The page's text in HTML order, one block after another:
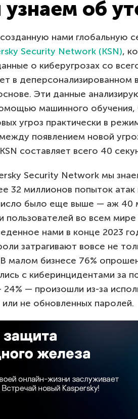
об
нами глобальную
Security Network (KSN),
о киберугрозах со
в деперсонализированном
Эти данные
машинного обучения,
угроз практически в
появлением новой
составляет всего 40
Security Network мы
32 миллионов попыток атак
было еще выше — аж 40
пользователей во всем
нами в конце 2023
затрагивают вовсе не
малом бизнесе 76%
с киберинцидентами за
24% — произошли из-за
не обновленных паролей.